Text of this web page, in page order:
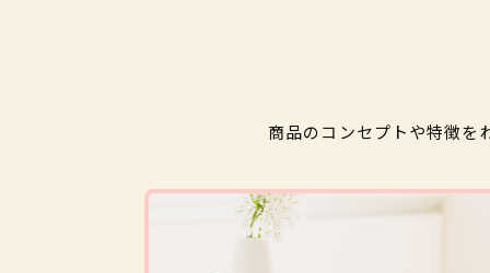
商品のコンセプトや特徴を